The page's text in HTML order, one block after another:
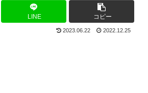
LINE コピー
2023.06.22 2022.12.25